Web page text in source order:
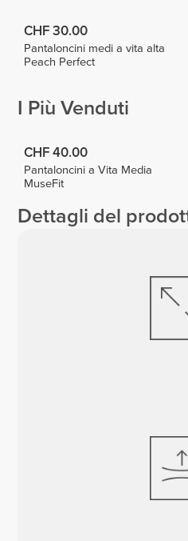
CHF 30.00
Pantaloncini medi a vita alta
Peach Perfect
I Più Venduti
CHF 40.00
Pantaloncini a Vita Media
MuseFit
Dettagli del